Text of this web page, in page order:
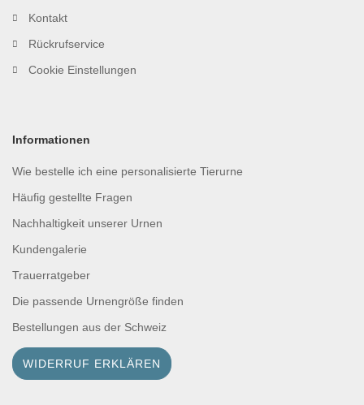
Kontakt
Rückrufservice
Cookie Einstellungen
Informationen
Wie bestelle ich eine personalisierte Tierurne
Häufig gestellte Fragen
Nachhaltigkeit unserer Urnen
Kundengalerie
Trauerratgeber
Die passende Urnengröße finden
Bestellungen aus der Schweiz
WIDERRUF ERKLÄREN